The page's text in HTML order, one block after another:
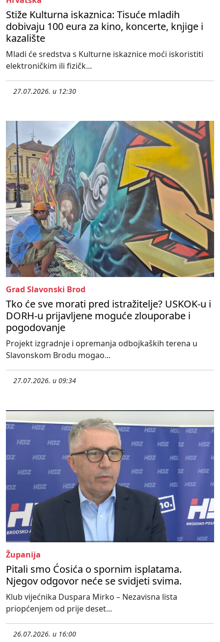
Stiže Kulturna iskaznica: Tisuće mladih
dobivaju 100 eura za kino, koncerte, knjige i
kazalište
Mladi će sredstva s Kulturne iskaznice moći iskoristiti
elektroničkim ili fizičk...
27.07.2026. u 12:30
Grad Slavonski Brod
Tko će sve morati pred istražitelje? USKOK-u i
DORH-u prijavljene moguće zlouporabe i
pogodovanje
Projekt izgradnje i opremanja odbojkaških terena u
Slavonskom Brodu mogao...
27.07.2026. u 09:34
Županija
Pitali smo Ćosića o spornim isplatama.
Njegov odgovor neće se svidjeti svima.
Klub vijećnika Duspara Mirko – Nezavisna lista
priopćenjem od prije deset...
26.07.2026. u 16:00